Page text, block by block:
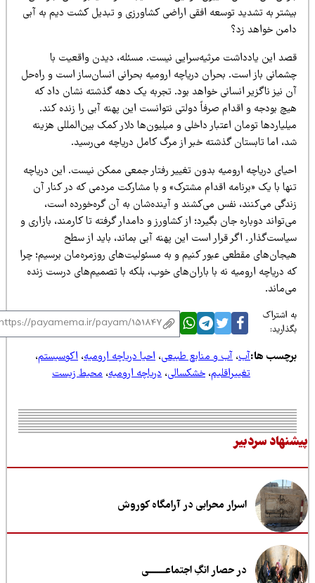
به تشدید توسعه افقی اراضی کشاورزی و تبدیل کشت دیم به آبی
خواهد زد؟
این یادداشت مرثیه‌سرایی نیست. مسئله، دیدن واقعیت با
باز است. بحران دریاچه ارومیه بحرانی انسان‌ساز است و راه‌حل
نیز ناگزیر انسانی خواهد بود. تجربه یک دهه گذشته نشان داد که
بودجه و اقدام صرفاً دولتی نتوانست این پهنه آبی را زنده کند.
تومان اعتبار داخلی و میلیون‌ها دلار کمک بین‌المللی هزینه
اما تابستان گذشته خبر از مرگ کامل دریاچه می‌رسید.
دریاچه ارومیه بدون تغییر رفتار جمعی ممکن نیست. این دریاچه
با یک «برنامه اقدام مشترک» و با مشارکت مردمی که در کنار آن
می‌کنند، نفس می‌کشند و آینده‌شان به آن گره‌خورده است،
دوباره جان بگیرد؛ از کشاورز و دامدار گرفته تا کارمند، بازاری و
اگر قرار است این پهنه آبی بماند، باید از سطح
مقطعی عبور کنیم و به مسئولیت‌های روزمره‌مان برسیم؛ چرا
دریاچه ارومیه نه با باران‌های خوب، بلکه با تصمیم‌های درست زنده
اشتراک
ها:آب،آب و منابع طبیعی،احیا دریاچه ارومیه،اکوسیستم،
تغییراقلیم،خشکسالی،دریاچه ارومیه،محیط زیست
سردبیر
اسرار محرابی در آرامگاه کوروش
در حصار انگِ اجتماعــــــــی